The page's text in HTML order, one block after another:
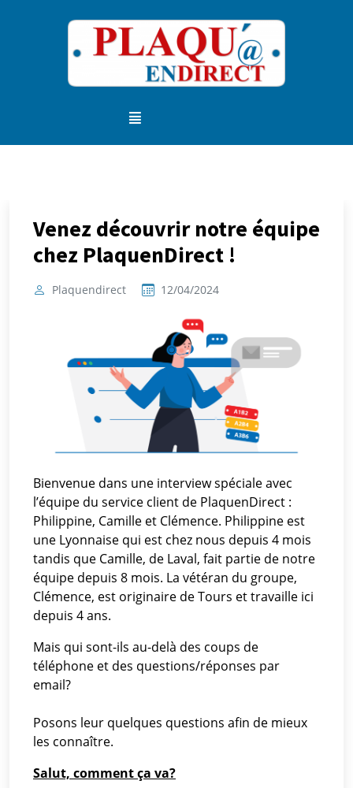
Venez découvrir notre équipe
chez PlaquenDirect !
Plaquendirect 12/04/2024
Bienvenue dans une interview spéciale avec
l’équipe du service client de PlaquenDirect :
Philippine, Camille et Clémence. Philippine est
une Lyonnaise qui est chez nous depuis 4 mois
tandis que Camille, de Laval, fait partie de notre
équipe depuis 8 mois. La vétéran du groupe,
Clémence, est originaire de Tours et travaille ici
depuis 4 ans.
Mais qui sont-ils au-delà des coups de
téléphone et des questions/réponses par
email?
Posons leur quelques questions afin de mieux
les connaître.
Salut, comment ça va?